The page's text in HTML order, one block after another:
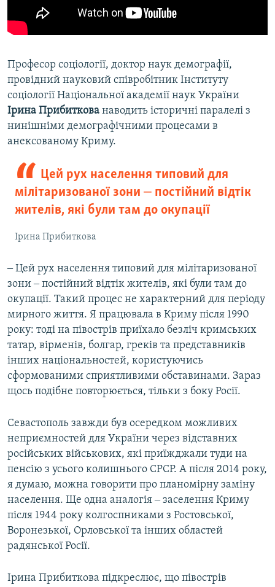
Професор соціології, доктор наук демографії,
провідний науковий співробітник Інституту
соціології Національної академії наук України
Ірина Прибиткова наводить історичні паралелі з
нинішніми демографічними процесами в
анексованому Криму.
Цей рух населення типовий для
мілітаризованої зони ‒ постійний відтік
жителів, які були там до окупації
Ірина Прибиткова
‒ Цей рух населення типовий для мілітаризованої
зони ‒ постійний відтік жителів, які були там до
окупації. Такий процес не характерний для періоду
мирного життя. Я працювала в Криму після 1990
року: тоді на півострів приїхало безліч кримських
татар, вірменів, болгар, греків та представників
інших національностей, користуючись
сформованими сприятливими обставинами. Зараз
щось подібне повторюється, тільки з боку Росії.
Севастополь завжди був осередком можливих
неприємностей для України через відставних
російських військових, які приїжджали туди на
пенсію з усього колишнього СРСР. А після 2014 року,
я думаю, можна говорити про планомірну заміну
населення. Ще одна аналогія ‒ заселення Криму
після 1944 року колгоспниками з Ростовської,
Воронезької, Орловської та інших областей
радянської Росії.
Ірина Прибиткова підкреслює, що півострів